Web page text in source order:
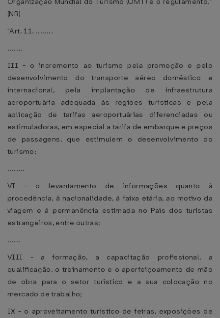
(NR)
"Art. 11. ........
.......
III - o incremento ao turismo pela promoção e pelo
desenvolvimento do transporte aéreo doméstico e
internacional, pela implantação de infraestrutura
aeroportuária adequada às regiões turísticas e pela
aplicação de tarifas aeroportuárias diferenciadas ou
estimuladoras, em especial a tarifa de embarque e preços
de passagens, que estimulem o desenvolvimento do
turismo;
........
VI - o levantamento de informações quanto à
procedência, à nacionalidade, à faixa etária, ao motivo da
viagem e à permanência estimada no País dos turistas
estrangeiros, entre outras;
......
VIII - a formação, a capacitação profissional, a
qualificação, o treinamento e o aperfeiçoamento de mão
de obra para o setor turístico e a sua colocação no
mercado de trabalho;
IX - o aproveitamento turístico de feiras, exposições de